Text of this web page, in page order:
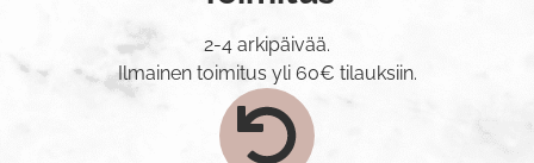
2-4 arkipäivää.
Ilmainen toimitus yli 60€ tilauksiin.